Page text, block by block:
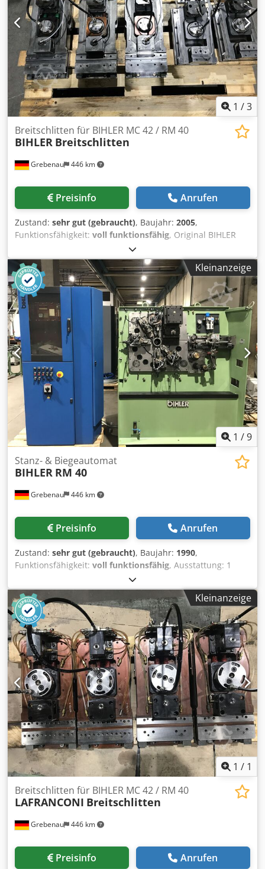
1 /3
Grebenau 446 km
Breitschlitten für BIHLER MC 42 / RM 40
BIHLER Breitschlitten
Preisinfo Anrufen
Zustand: sehr gut (gebraucht), Baujahr: 2005,
Funktionsfähigkeit: voll funktionsfähig, Original BIHLER
Breit-Schlittenaggregate für BIHLER MC 42 / RM 40 Cedpfx
Ameticggo Rsrf 2 Stück Bihler-Nr. 174-04-0044.0 komplett
mit Zentralschmierung 1 Stück Bihler-Nr. 142-04-0347.0
komplett mit Zentralschmierung 2 Stück Bihler-No. 142-04-
0229.0 komplett mit Zentralschmierung
Kleinanzeige
1 /9
Grebenau 446 km
Stanz- & Biegeautomat
BIHLER RM 40
Preisinfo Anrufen
Zustand: sehr gut (gebraucht), Baujahr: 1990,
Funktionsfähigkeit: voll funktionsfähig, Ausstattung: 1
Zangeneinzug rechts 1 Zweipunkt-Exzenterpresse 90 kN 4
Normal-Schlittenaggregate 1 Schmal-Schlittenaggregate 1
Steuerwelle Arbeitsbereich: Crjdpfxex Tuzce Am Rsf
Drahtstärkebereich: 0,5 - 4,0 mm Bandbreite: bis 60 mm
Einzugslänge: bis 270 mm Leistung: bis 350/min
Kleinanzeige
1 / 1
Grebenau 446 km
Breitschlitten für BIHLER MC 42 / RM 40
LAFRANCONI Breitschlitten
Preisinfo Anrufen